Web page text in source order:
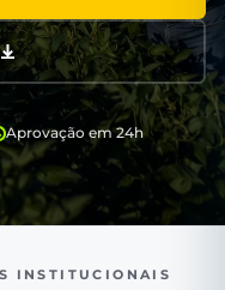
Aprovação em 24h
INSTITUCIONAIS